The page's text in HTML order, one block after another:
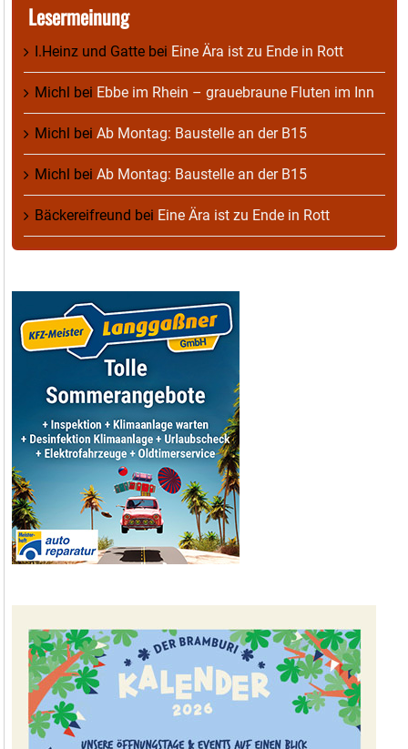
Lesermeinung
I.Heinz und Gatte bei Eine Ära ist zu Ende in Rott
Michl bei Ebbe im Rhein – grauebraune Fluten im Inn
Michl bei Ab Montag: Baustelle an der B15
Michl bei Ab Montag: Baustelle an der B15
Bäckereifreund bei Eine Ära ist zu Ende in Rott